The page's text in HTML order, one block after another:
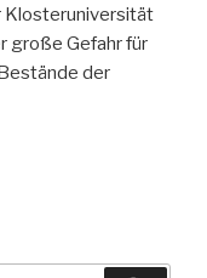
Klosteruniversität
große Gefahr für
der